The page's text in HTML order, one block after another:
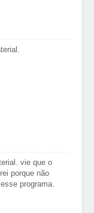
vie que o
porque não
programa.